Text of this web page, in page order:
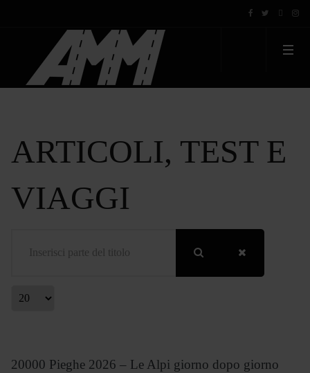
ARTICOLI, TEST E
VIAGGI
Visualizza #
20000 Pieghe 2026 – Le Alpi giorno dopo giorno